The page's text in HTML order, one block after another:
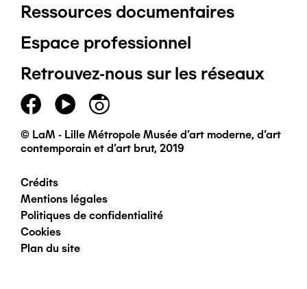
Pied
de
page
principal
Ressources documentaires
Espace professionnel
Retrouvez-nous sur les réseaux
© LaM - Lille Métropole Musée d'art moderne, d'art
contemporain et d'art brut, 2019
Pied
de
page
Crédits
Mentions légales
Politiques de confidentialité
Cookies
Plan du site